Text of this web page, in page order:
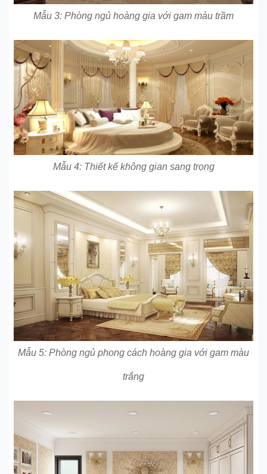
Mẫu 3: Phòng ngủ hoàng gia với gam màu trầm
Mẫu 4: Thiết kế không gian sang trọng
Mẫu 5: Phòng ngủ phong cách hoàng gia với gam màu
trắng